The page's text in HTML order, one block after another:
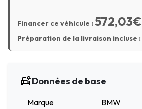
Financer ce véhicule :572,03€
Préparation de la livraison incluse :
Données de base
Marque
BMW